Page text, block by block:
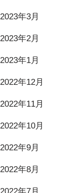
2023年3月
2023年2月
2023年1月
2022年12月
2022年11月
2022年10月
2022年9月
2022年8月
2022年7月